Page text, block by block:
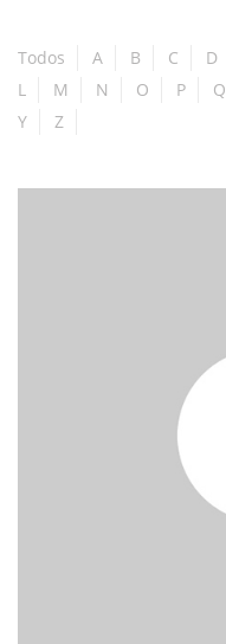
Todos A B C D
L
M N O P Q
Y
Z